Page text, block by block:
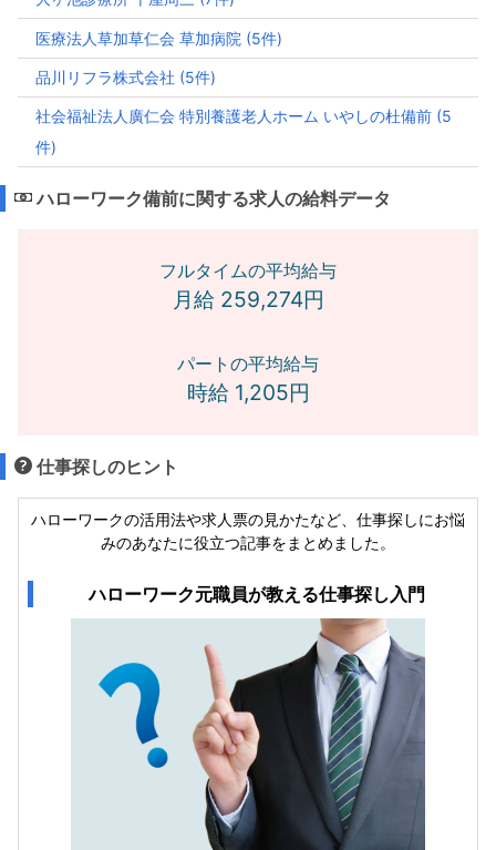
医療法人草加草仁会 草加病院 (5件)
品川リフラ株式会社 (5件)
社会福祉法人廣仁会 特別養護老人ホーム いやしの杜備前 (5
件)
ハローワーク備前に関する求人の給料データ
フルタイムの平均給与
月給 259,274円
パートの平均給与
時給 1,205円
仕事探しのヒント
ハローワークの活用法や求人票の見かたなど、仕事探しにお悩
みのあなたに役立つ記事をまとめました。
ハローワーク元職員が教える仕事探し入門